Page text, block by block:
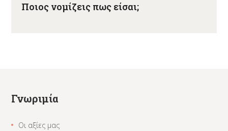
Ποιος νομίζεις πως είσαι;
Γνωριμία
Οι αξίες μας